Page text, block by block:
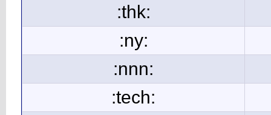
:thk:
:ny:
:nnn:
:tech: